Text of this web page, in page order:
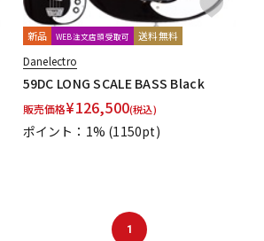
新品 WEB注文店頭受取可 送料無料
Danelectro
59DC LONG SCALE BASS Black
販売価格¥126,500(税込)
ポイント：1% (1150pt)
1